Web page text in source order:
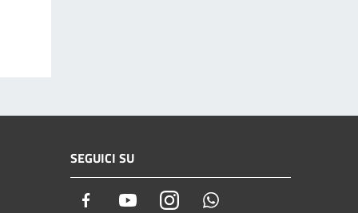
SEGUICI SU
Facebook YoutubeInstagram